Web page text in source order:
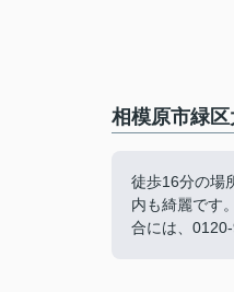
相模原市緑
徒歩16分の場
内も綺麗です
合には、